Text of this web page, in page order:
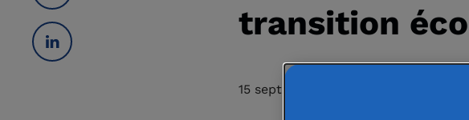
transition
15 septembre 2022